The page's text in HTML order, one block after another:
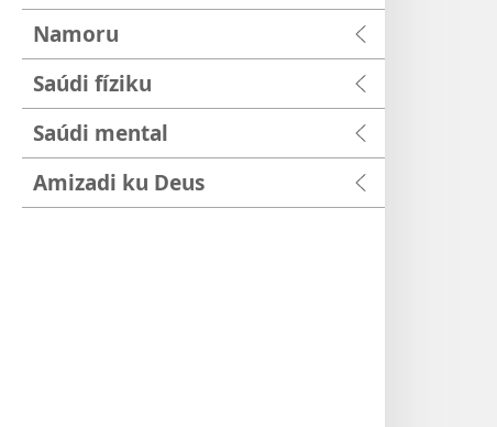
Namoru
Saúdi fíziku
Saúdi mental
Amizadi ku Deus